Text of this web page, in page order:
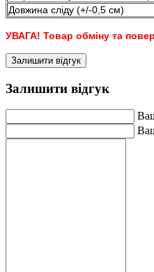
Довжина сліду (+/-0,5 см)
УВАГА! Товар обміну та
Залишити відгук
Залишити відгук